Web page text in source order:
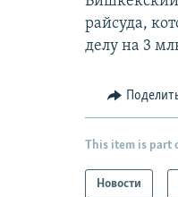
райсуда,
делу на 3
This item is part
Новости